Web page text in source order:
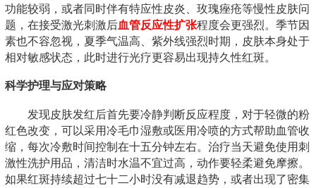
功能较弱，或者同时伴有特应性皮炎、玫瑰痤疮等慢性皮肤问
题，在接受激光刺激后血管反应性扩张程度会更强烈。季节因
素也不容忽视，夏季气温高、紫外线强烈时期，皮肤本身处于
相对敏感状态，此时进行光疗更容易出现持久性红斑。
科学护理与应对策略
发现皮肤发红后首先要冷静判断反应程度，对于轻微的粉
红色改变，可以采用冷毛巾湿敷或医用冷喷的方式帮助血管收
缩，每次冷敷时间控制在十五分钟左右。治疗当天避免使用刺
激性洗护用品，清洁时水温不宜过高，动作要轻柔避免摩擦。
如果红斑持续超过七十二小时没有减退趋势，或者出现了密集